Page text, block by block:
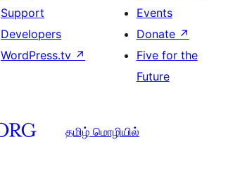
Support
Developers
WordPress.tv ↗
Events
Donate ↗
Five for the
Future
தமிழ் மொழியில்